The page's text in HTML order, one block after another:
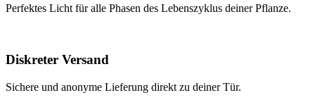
Perfektes Licht für alle Phasen des Lebenszyklus deiner Pflanze.
Diskreter Versand
Sichere und anonyme Lieferung direkt zu deiner Tür.